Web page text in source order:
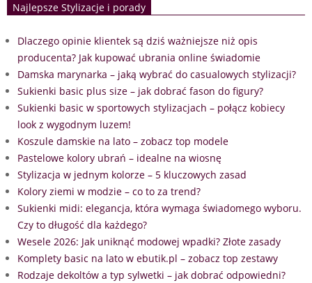
Najlepsze Stylizacje i porady
Dlaczego opinie klientek są dziś ważniejsze niż opis
producenta? Jak kupować ubrania online świadomie
Damska marynarka – jaką wybrać do casualowych stylizacji?
Sukienki basic plus size – jak dobrać fason do figury?
Sukienki basic w sportowych stylizacjach – połącz kobiecy
look z wygodnym luzem!
Koszule damskie na lato – zobacz top modele
Pastelowe kolory ubrań – idealne na wiosnę
Stylizacja w jednym kolorze – 5 kluczowych zasad
Kolory ziemi w modzie – co to za trend?
Sukienki midi: elegancja, która wymaga świadomego wyboru.
Czy to długość dla każdego?
Wesele 2026: Jak uniknąć modowej wpadki? Złote zasady
Komplety basic na lato w ebutik.pl – zobacz top zestawy
Rodzaje dekoltów a typ sylwetki – jak dobrać odpowiedni?